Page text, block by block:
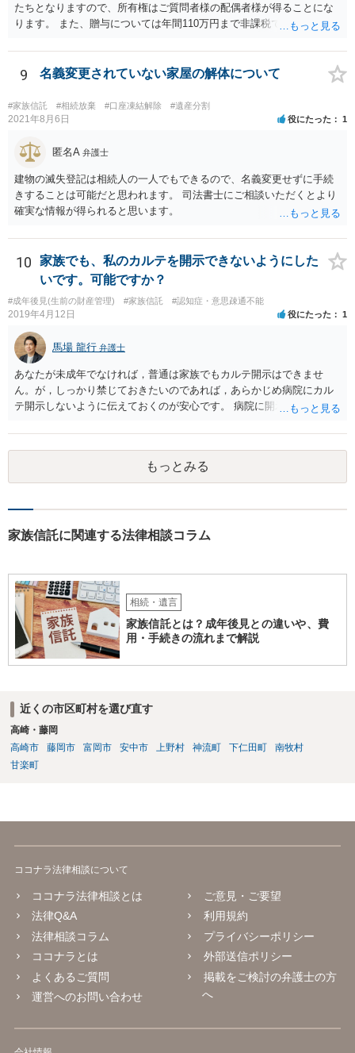
たちとなりますので、所有権はご質問者様の配偶者様が得ることにな
ります。 また、贈与については年間110万円まで非課税であり、トイ
9 名義変更されていない家屋の解体について
#家族信託 #相続放棄 #口座凍結解除 #遺産分割
2021年8月6日 役にたった 1
匿名A 弁護士
建物の滅失登記は相続人の一人でもできるので、名義変更せずに手続
きすることは可能だと思われます。 司法書士にご相談いただくとより
確実な情報が得られると思います。
10
家族でも、私のカルテを開示できないようにした
いです。可能ですか？
#成年後見(生前の財産管理) #家族信託 #認知症・意思疎通不能
2019年4月12日 役にたった 1
馬場 龍行 弁護士
あなたが未成年でなければ，普通は家族でもカルテ開示はできませ
ん。が，しっかり禁じておきたいのであれば，あらかじめ病院にカル
テ開示しないように伝えておくのが安心です。 病院に開示しないよう
可能性は低いのでコストパフォーマンスとしてはどうかなという感じ
がします。
もっとみる
家族信託に関連する法律相談コラム
相続・遺言
家族信託とは？成年後見との違いや、費
用・手続きの流れまで解説
近くの市区町村を選び直す
高崎・藤岡
高崎市
藤岡市 富岡市 安中市 上野村 神流町 下仁田町
南牧村
甘楽町
ココナラ法律相談について
ココナラ法律相談とは
法律Q&A
法律相談コラム
ココナラとは
よくあるご質問
運営へのお問い合わせ
ご意見・ご要望
利用規約
プライバシーポリシー
外部送信ポリシー
掲載をご検討の弁護士の方
へ